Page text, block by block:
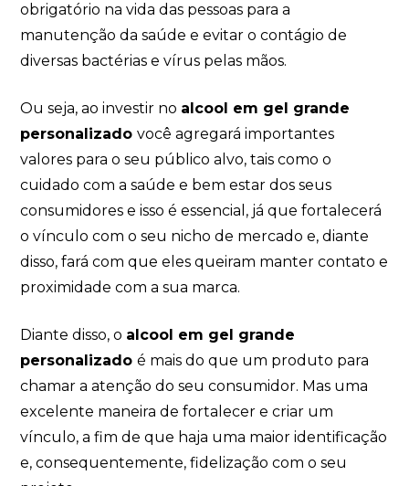
obrigatório na vida das pessoas para a
manutenção da saúde e evitar o contágio de
diversas bactérias e vírus pelas mãos.
Ou seja, ao investir no alcool em gel grande
personalizadovocê agregará importantes
valores para o seu público alvo, tais como o
cuidado com a saúde e bem estar dos seus
consumidores e isso é essencial, já que fortalecerá
o vínculo com o seu nicho de mercado e, diante
disso, fará com que eles queiram manter contato e
proximidade com a sua marca.
Diante disso, o alcool em gel grande
personalizadoé mais do que um produto para
chamar a atenção do seu consumidor. Mas uma
excelente maneira de fortalecer e criar um
vínculo, a fim de que haja uma maior identificação
e, consequentemente, fidelização com o seu